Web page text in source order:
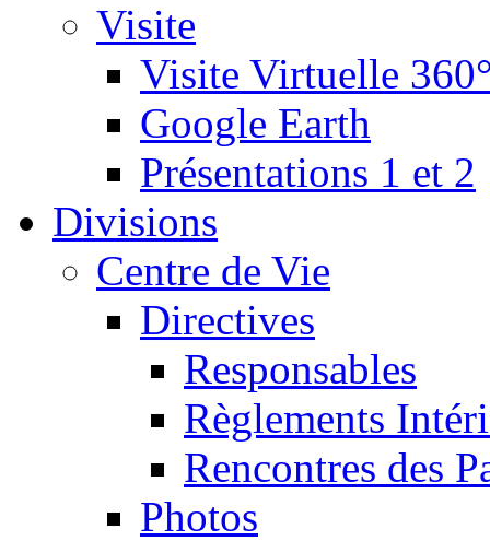
Visite
Visite Virtuelle
Google Earth
Présentations 1 et 2
Divisions
Centre de Vie
Directives
Responsables
Règlements
Rencontres des
Photos